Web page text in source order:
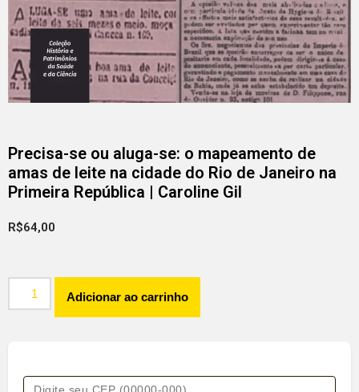
Precisa-se ou aluga-se: o mapeamento de
amas de leite na cidade do Rio de Janeiro na
Primeira República | Caroline Gil
R$64,00
Adicionar ao carrinho